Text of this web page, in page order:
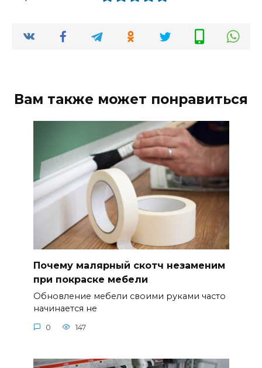
Вам также может понравиться
Почему малярный скотч незаменим
при покраске мебели
Обновление мебели своими руками часто
начинается не
0 147